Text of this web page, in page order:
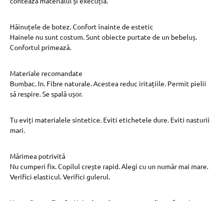
Hăinuțele de botez. Confort înainte de estetic
Hainele nu sunt costum. Sunt obiecte purtate de un bebeluș.
Confortul primează.
Materiale recomandate
Bumbac. In. Fibre naturale. Acestea reduc iritațiile. Permit pielii
să respire. Se spală ușor.
Tu eviți materialele sintetice. Eviti etichetele dure. Eviti nasturii
mari.
Mărimea potrivită
Nu cumperi fix. Copilul crește rapid. Alegi cu un număr mai mare.
Verifici elasticul. Verifici gulerul.